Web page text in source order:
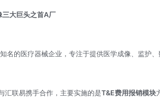
三大巨头之首A厂
名的医疗器械企业，专注于提供医学成像、监护、
汇联易携手合作，主要实施的是T&E费用报销模块